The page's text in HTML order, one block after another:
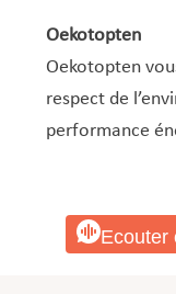
Oekotopten
Oekotopten
respect de
performance
Ecouter